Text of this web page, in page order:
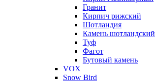
Гранит
Кирпич рижский
Шотландия
Камень шотландский
Туф
Фагот
Бутовый камень
VOX
Snow Bird